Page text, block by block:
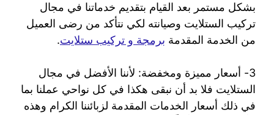
بشكل مستمر بعد القيام بتقديم خدماتنا في مجال
تركيب الستلايت وصيانته لكي نتأكد من رضى العميل
من الخدمة المقدمة برمجة و تركيب ستلايت.
3- أسعار مميزة ومخفضة: لأننا الأفضل في مجال
الستلايت فلا بد أن نبقى هكذا في كل نواحي عملنا بما
في ذلك أسعار الخدمات المقدمة لزبائننا الكرام وهذه